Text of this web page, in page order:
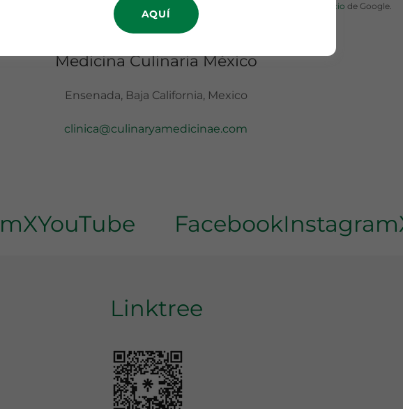
por reCAPTCHA y aplican las Política de privacidad Términos de servicio de Google.
Medicina Culinaria México
Ensenada, Baja California, Mexico
clinica@culinaryamedicinae.com
XYouTube FacebookInstagramX
Linktree
AQUÍ